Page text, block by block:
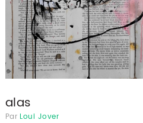
alas
Par Loui Jover